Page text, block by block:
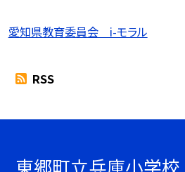
愛知県教育委員会 i-モラル
RSS
東郷町立兵庫小学校